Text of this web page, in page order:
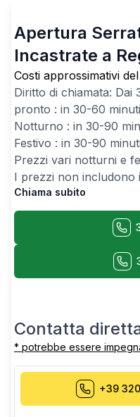
Apertura
Incastrate a
Costi approssimativi
Diritto di chiamata: Dai
pronto : in 30-60 minuti
Notturno : in 30-90
Festivo : in 30-90 minuti
Prezzi vari notturni e
I prezzi non includono
Chiama subito
Contatta
* potrebbe essere
+39